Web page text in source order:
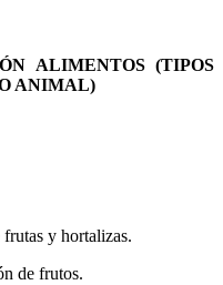
ALIMENTOS (TIPOS
ANIMAL)
y hortalizas.
de frutos.